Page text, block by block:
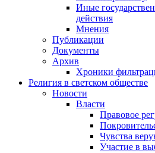
Иные
действия
Мнения
Публикации
Документы
Архив
Хроники
Религия в светском обществе
Новости
Власти
Правовое
Чувства
Участие в